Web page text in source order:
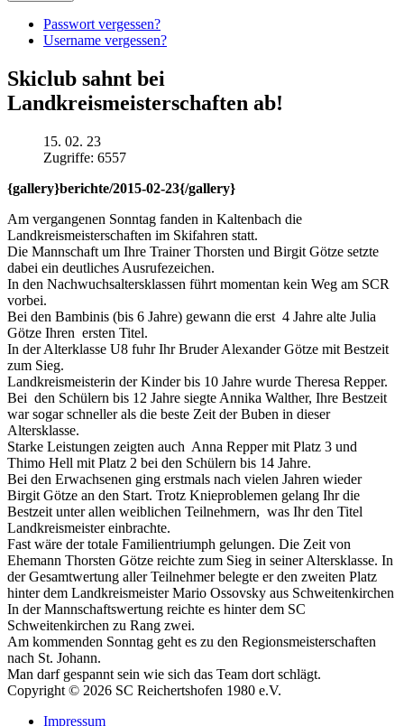
Passwort vergessen?
Username vergessen?
Skiclub sahnt bei
Landkreismeisterschaften ab!
15. 02. 23
Zugriffe: 6557
{gallery}berichte/2015-02-23{/gallery}
Am vergangenen Sonntag fanden in Kaltenbach die
Landkreismeisterschaften im Skifahren statt.
Die Mannschaft um Ihre Trainer Thorsten und Birgit Götze setzte
dabei ein deutliches Ausrufezeichen.
In den Nachwuchsaltersklassen führt momentan kein Weg am SCR
vorbei.
Bei den Bambinis (bis 6 Jahre) gewann die erst 4 Jahre alte Julia
Götze Ihren ersten Titel.
In der Alterklasse U8 fuhr Ihr Bruder Alexander Götze mit Bestzeit
zum Sieg.
Landkreismeisterin der Kinder bis 10 Jahre wurde Theresa Repper.
Bei den Schülern bis 12 Jahre siegte Annika Walther, Ihre Bestzeit
war sogar schneller als die beste Zeit der Buben in dieser
Altersklasse.
Starke Leistungen zeigten auch Anna Repper mit Platz 3 und
Thimo Hell mit Platz 2 bei den Schülern bis 14 Jahre.
Bei den Erwachsenen ging erstmals nach vielen Jahren wieder
Birgit Götze an den Start. Trotz Knieproblemen gelang Ihr die
Bestzeit unter allen weiblichen Teilnehmern, was Ihr den Titel
Landkreismeister einbrachte.
Fast wäre der totale Familientriumph gelungen. Die Zeit von
Ehemann Thorsten Götze reichte zum Sieg in seiner Altersklasse. In
der Gesamtwertung aller Teilnehmer belegte er den zweiten Platz
hinter dem Landkreismeister Mario Ossovsky aus Schweitenkirchen
In der Mannschaftswertung reichte es hinter dem SC
Schweitenkirchen zu Rang zwei.
Am kommenden Sonntag geht es zu den Regionsmeisterschaften
nach St. Johann.
Man darf gespannt sein wie sich das Team dort schlägt.
Copyright © 2026 SC Reichertshofen 1980 e.V.
Impressum